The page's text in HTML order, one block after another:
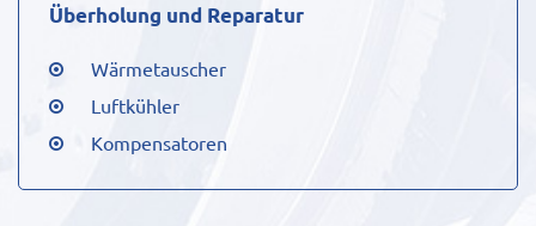
Überholung und Reparatur
Wärmetauscher
Luftkühler
Kompensatoren